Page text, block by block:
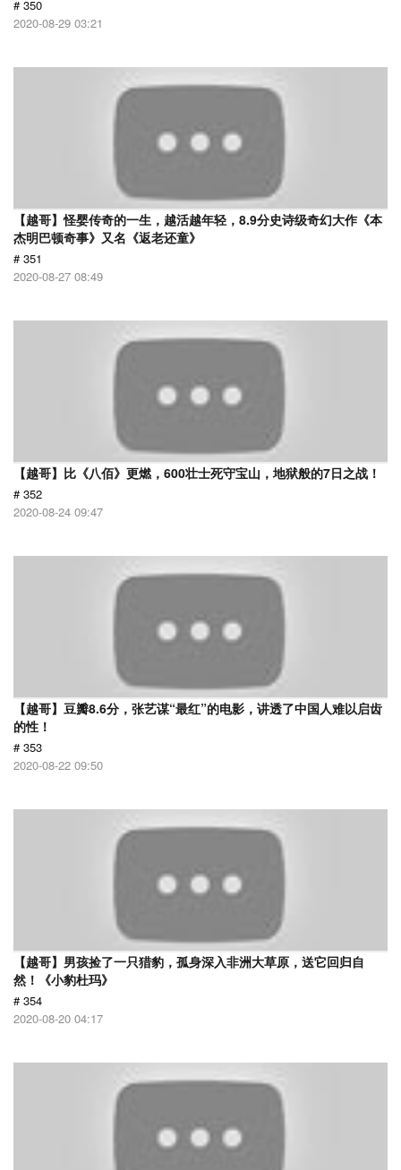
# 350
2020-08-29 03:21
【越哥】怪婴传奇的一生，越活越年轻，8.9分史诗级奇幻大作《本
杰明巴顿奇事》又名《返老还童》
# 351
2020-08-27 08:49
【越哥】比《八佰》更燃，600壮士死守宝山，地狱般的7日之战！
# 352
2020-08-24 09:47
【越哥】豆瓣8.6分，张艺谋“最红”的电影，讲透了中国人难以启齿
的性！
# 353
2020-08-22 09:50
【越哥】男孩捡了一只猎豹，孤身深入非洲大草原，送它回归自
然！《小豹杜玛》
# 354
2020-08-20 04:17